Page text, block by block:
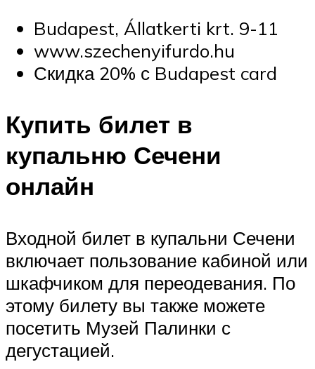
Budapest, Állatkerti krt. 9-11
www.szechenyifurdo.hu
Скидка 20% с Budapest card
Купить билет в
купальню Сечени
онлайн
Входной билет в купальни Сечени
включает пользование кабиной или
шкафчиком для переодевания. По
этому билету вы также можете
посетить Музей Палинки с
дегустацией.